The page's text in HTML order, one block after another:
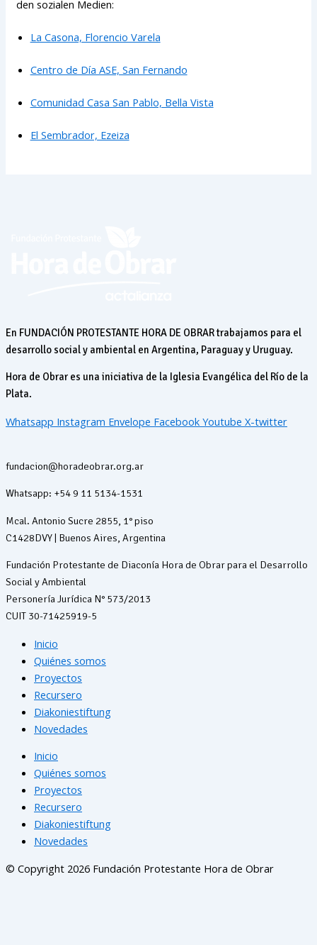
den sozialen Medien:
La Casona, Florencio Varela
Centro de Día ASE, San Fernando
Comunidad Casa San Pablo, Bella Vista
El Sembrador, Ezeiza
En FUNDACIÓN PROTESTANTE HORA DE OBRAR trabajamos para el
desarrollo social y ambiental en Argentina, Paraguay y Uruguay.
Hora de Obrar es una iniciativa de la Iglesia Evangélica del Río de la
Plata.
Whatsapp Instagram Envelope Facebook Youtube X-twitter
fundacion@horadeobrar.org.ar
Whatsapp: +54 9 11 5134-1531
Mcal. Antonio Sucre 2855, 1° piso
C1428DVY | Buenos Aires, Argentina
Fundación Protestante de Diaconía Hora de Obrar para el Desarrollo
Social y Ambiental
Personería Jurídica N° 573/2013
CUIT 30-71425919-5
Inicio
Quiénes somos
Proyectos
Recursero
Diakoniestiftung
Novedades
Inicio
Quiénes somos
Proyectos
Recursero
Diakoniestiftung
Novedades
© Copyright 2026 Fundación Protestante Hora de Obrar